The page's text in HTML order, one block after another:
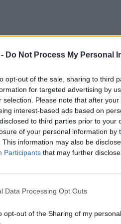
Do Not Process My Personal
opt-out of the sale, sharing to third
for targeted advertising by
selection. Please note that after
interest-based ads based on
to third parties prior to
of your personal information by
This information may also be
Participants that may further
Data Processing Opt Outs
opt-out of the Sharing of my personal
el otthonunk
többet is képes
jól a nyílászárók.
is jelentős
, illetve az
érdemes kicsit
világában, hogy
Ezekből ugyanis
ablak.